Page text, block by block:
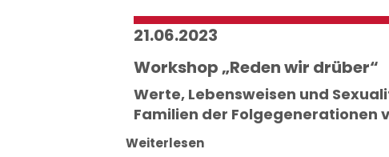
21.06.2023
Workshop „Reden wir drüber“
Werte, Lebensweisen und
Familien der Folgegenerationen
Weiterlesen